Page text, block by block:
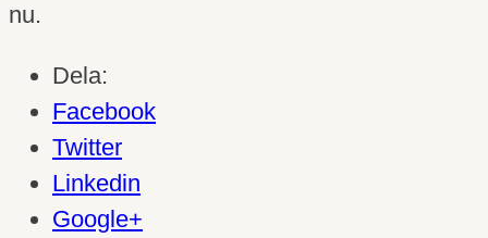
nu.
Dela:
Facebook
Twitter
Linkedin
Google+